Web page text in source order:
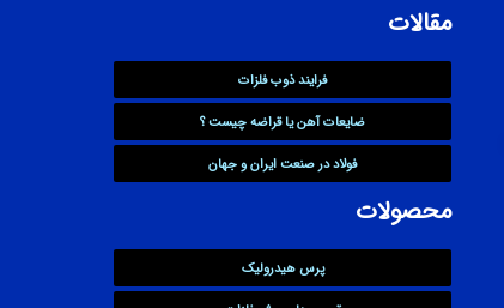
مقالات
فرایند ذوب فلزات
ضایعات آهن یا قراضه چیست ؟
فولاد در صنعت ایران و جهان
محصولات
پرس هیدرولیک